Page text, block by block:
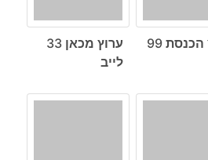
ערוץ הכנסת 99
ערוץ מכאן 33
לייב